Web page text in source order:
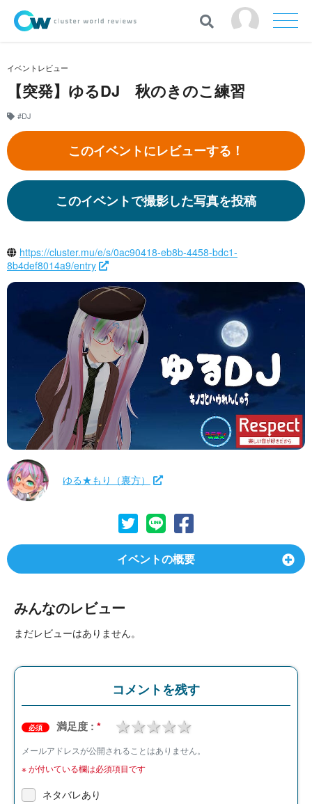
イベントレビュー
【突発】ゆるDJ 秋のきのこ練習
#DJ
このイベントにレビューする！
このイベントで撮影した写真を投稿
https://cluster.mu/e/s/0ac90418-eb8b-4458-bdc1-
8b4def8014a9/entry
ゆる★もり（裏方）
イベントの概要
みんなのレビュー
まだレビューはありません。
コメントを残す
必須 満足度 : * 4 stars
3 stars
2 stars
1 star
メールアドレスが公開されることはありません。
※が付いている欄は必須項目です
ネタバレあり